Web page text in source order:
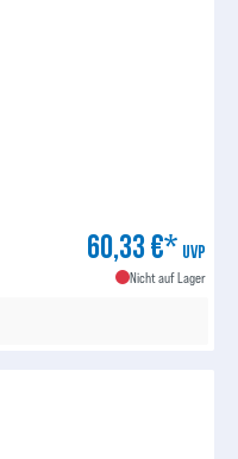
60,33 €* UVP
Nicht auf Lager